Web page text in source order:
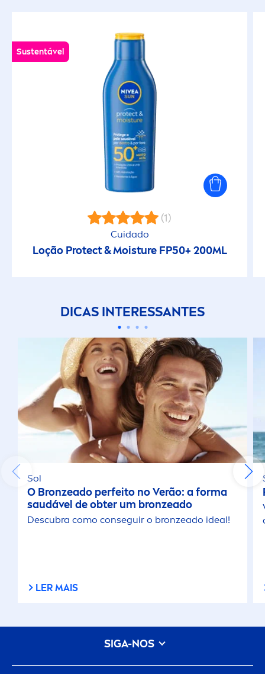
Sustentável
(1)
Cuidado
Loção Protect& Moisture FP50+ 200ML
DICAS INTERESSANTES
Sol
O Bronzeado perfeito no Verão: a forma
saudável de obter um bronzeado
Descubra como conseguir o bronzeado ideal!
LER MAIS
SIGA-NOS